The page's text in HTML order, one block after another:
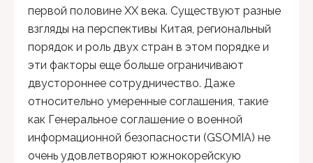
первой половине ХХ века. Существуют разные
взгляды на перспективы Китая, региональный
порядок и роль двух стран в этом порядке и
эти факторы еще больше ограничивают
двустороннее сотрудничество. Даже
относительно умеренные соглашения, такие
как Генеральное соглашение о военной
информационной безопасности (GSOMIA) не
очень удовлетворяют южнокорейскую